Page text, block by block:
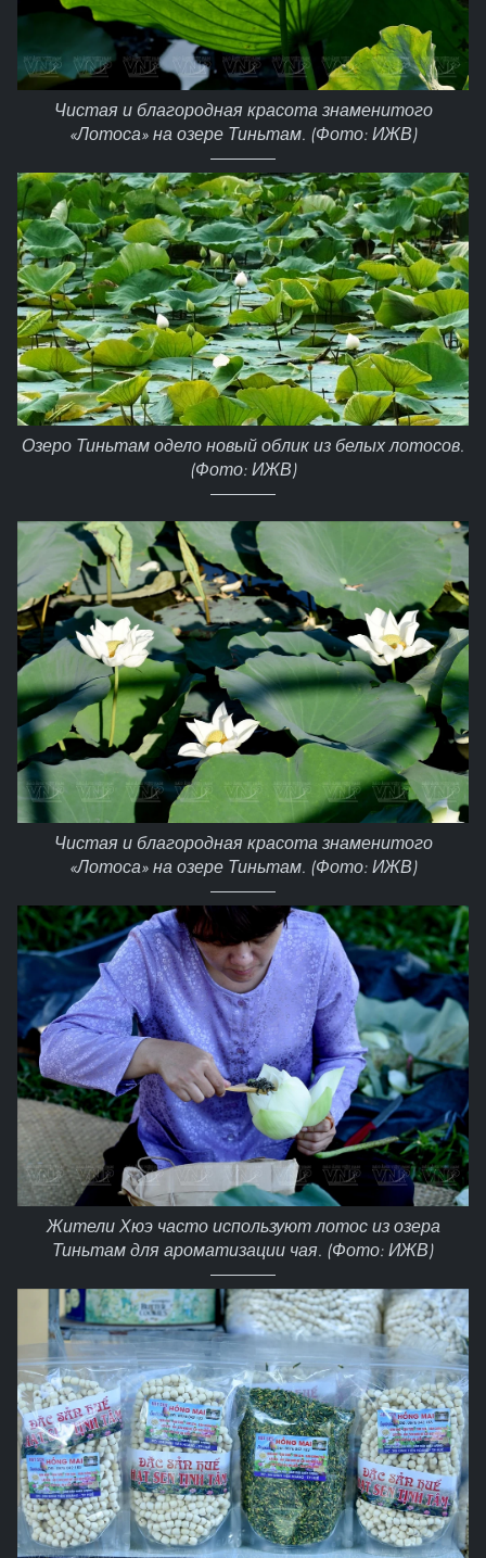
Чистая и благородная красота знаменитого
«Лотоса» на озере Тиньтам. (Фото: ИЖВ)
Озеро Тиньтам одело новый облик из белых лотосов.
(Фото: ИЖВ)
Чистая и благородная красота знаменитого
«Лотоса» на озере Тиньтам. (Фото: ИЖВ)
Жители Хюэ часто используют лотос из озера
Тиньтам для ароматизации чая. (Фото: ИЖВ)